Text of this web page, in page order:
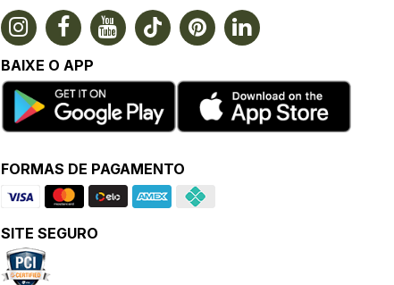
BAIXE O APP
FORMAS DE PAGAMENTO
SITE SEGURO